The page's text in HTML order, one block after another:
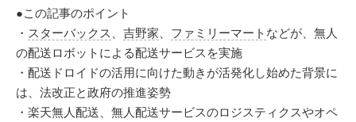
●この記事のポイント
・ スターバックス 吉野家 ファミリーマート などが、無人
の配送ロボットによる配送サービスを実施
・配送ドロイドの活用に向けた動きが活発化し始めた背景に
は、法改正と政府の推進姿勢
・楽天無人配送、無人配送サービスのロジスティクスやオペ